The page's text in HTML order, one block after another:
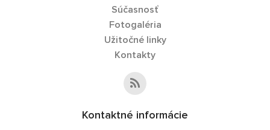
Súčasnosť
Fotogaléria
Užitočné linky
Kontakty
Kontaktné informácie